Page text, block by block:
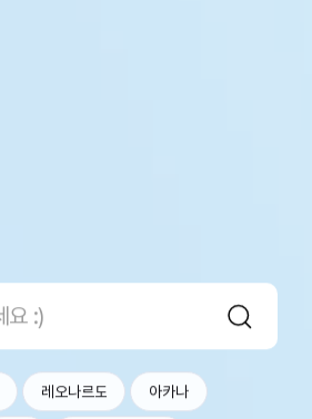
레오나르도 아카나